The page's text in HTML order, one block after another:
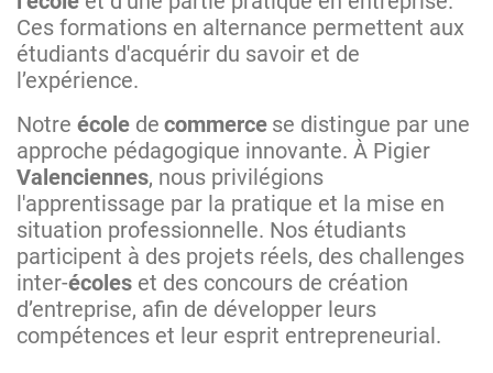
Ces formations en alternance permettent aux
étudiants d'acquérir du savoir et de
l’expérience.
Notre école de commerce se distingue par une
approche pédagogique innovante. À Pigier
Valenciennes, nous privilégions
l'apprentissage par la pratique et la mise en
situation professionnelle. Nos étudiants
participent à des projets réels, des challenges
inter-écoles et des concours de création
d’entreprise, afin de développer leurs
compétences et leur esprit entrepreneurial.